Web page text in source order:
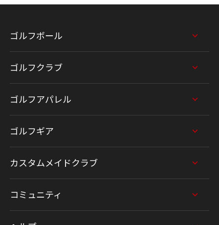
ゴルフボール
ゴルフクラブ
ゴルフアパレル
ゴルフギア
カスタムメイドクラブ
コミュニティ